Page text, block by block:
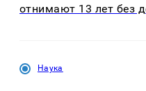
отнимают 13 лет без
Наука